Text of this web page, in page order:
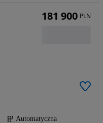
Automatyczna
181 900 PLN